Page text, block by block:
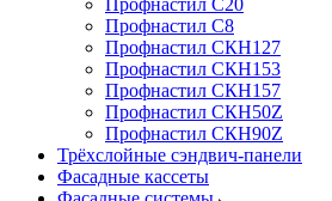
Профнастил С20
Профнастил С8
Профнастил СКН127
Профнастил СКН153
Профнастил СКН157
Профнастил СКН50Z
Профнастил СКН90Z
Трёхслойные сэндвич-панели
Фасадные кассеты